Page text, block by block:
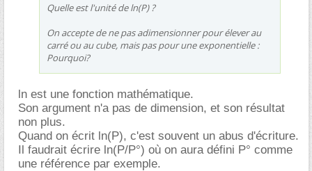
Quelle est l'unité de ln(P) ?
On accepte de ne pas adimensionner pour élever au
carré ou au cube, mais pas pour une exponentielle :
Pourquoi?
ln est une fonction mathématique.
Son argument n'a pas de dimension, et son résultat
non plus.
Quand on écrit ln(P), c'est souvent un abus d'écriture.
Il faudrait écrire ln(P/P°) où on aura défini P° comme
une référence par exemple.